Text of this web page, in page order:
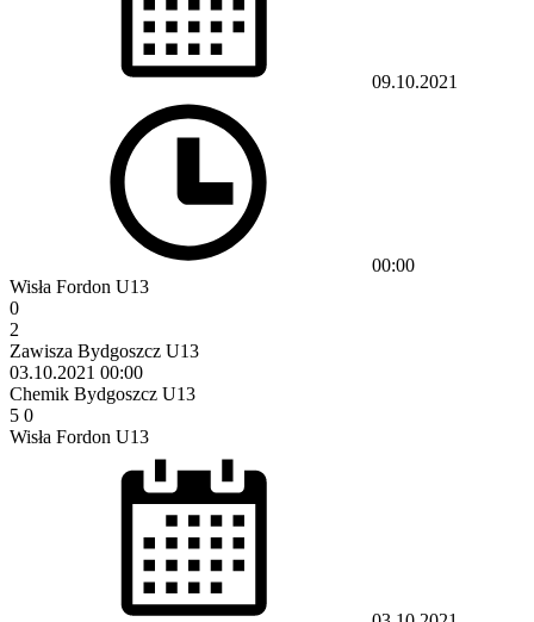
09.10.2021
00:00
Wisła Fordon U13
0
2
Zawisza Bydgoszcz U13
03.10.2021 00:00
Chemik Bydgoszcz U13
5 0
Wisła Fordon U13